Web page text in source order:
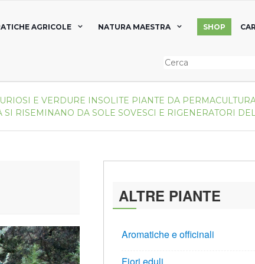
AGRICOLE NATURA MAESTRA SHOP
E VERDURE INSOLITE PIANTE DA
SI RISEMINANO DA SOLE SOVESCI E RIGENERATORI
ALTRE PIANTE
Aromatiche e officinali